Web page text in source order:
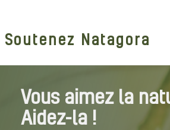
Soutenez Natagora
Vous aimez la
Aidez-la !